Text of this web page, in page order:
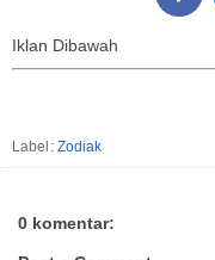
Iklan Dibawah
Label: Zodiak
0 komentar: